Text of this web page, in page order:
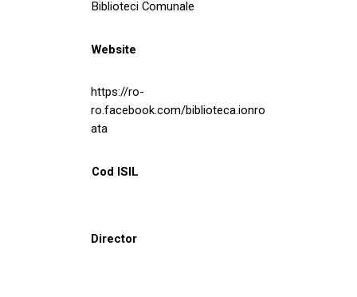
Biblioteci Comunale
Website
https://ro-
ro.facebook.com/biblioteca.ionro
ata
Cod ISIL
Director